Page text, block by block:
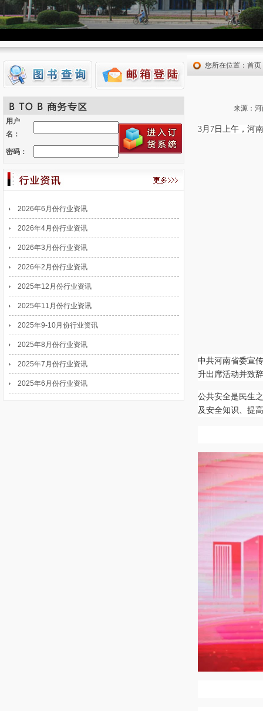
用户
名：
密码：
2026年6月份行业资讯
2026年4月份行业资讯
2026年3月份行业资讯
2026年2月份行业资讯
2025年12月份行业资讯
2025年11月份行业资讯
2025年9-10月份行业资讯
2025年8月份行业资讯
2025年7月份行业资讯
2025年6月份行业资讯
您所在位置： 首页
来源：
3月7日上午，河
中共河南省委宣
升出席活动并致
公共安全是民生
及安全知识、提